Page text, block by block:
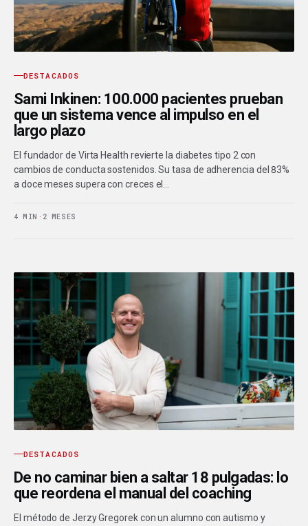
DESTACADOS
Sami Inkinen: 100.000 pacientes prueban
que un sistema vence al impulso en el
largo plazo
El fundador de Virta Health revierte la diabetes tipo 2 con
cambios de conducta sostenidos. Su tasa de adherencia del 83%
a doce meses supera con creces el…
4 MIN · 2 MESES
DESTACADOS
De no caminar bien a saltar 18 pulgadas: lo
que reordena el manual del coaching
El método de Jerzy Gregorek con un alumno con autismo y